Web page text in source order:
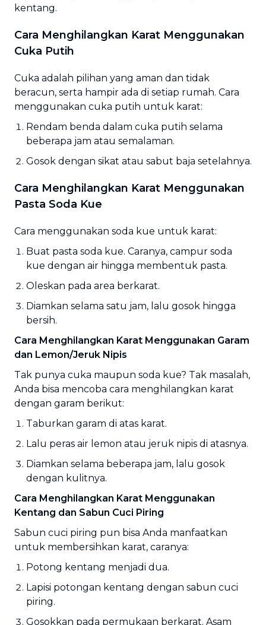
kentang.
Cara Menghilangkan Karat Menggunakan
Cuka Putih
Cuka adalah pilihan yang aman dan tidak
beracun, serta hampir ada di setiap rumah. Cara
menggunakan cuka putih untuk karat:
Rendam benda dalam cuka putih selama
beberapa jam atau semalaman.
Gosok dengan sikat atau sabut baja setelahnya.
Cara Menghilangkan Karat Menggunakan
Pasta Soda Kue
Cara menggunakan soda kue untuk karat:
Buat pasta soda kue. Caranya, campur soda
kue dengan air hingga membentuk pasta.
Oleskan pada area berkarat.
Diamkan selama satu jam, lalu gosok hingga
bersih.
Cara Menghilangkan Karat Menggunakan Garam
dan Lemon/Jeruk Nipis
Tak punya cuka maupun soda kue? Tak masalah,
Anda bisa mencoba cara menghilangkan karat
dengan garam berikut:
Taburkan garam di atas karat.
Lalu peras air lemon atau jeruk nipis di atasnya.
Diamkan selama beberapa jam, lalu gosok
dengan kulitnya.
Cara Menghilangkan Karat Menggunakan
Kentang dan Sabun Cuci Piring
Sabun cuci piring pun bisa Anda manfaatkan
untuk membersihkan karat, caranya:
Potong kentang menjadi dua.
Lapisi potongan kentang dengan sabun cuci
piring.
Gosokkan pada permukaan berkarat. Asam